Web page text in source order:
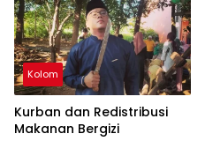
Kolom
Kurban dan Redistribusi
Makanan Bergizi